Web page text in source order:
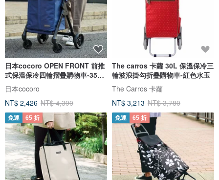
日本cocoro OPEN FRONT 前推
式保溫保冷四輪摺疊購物車-35L-
多
日本cocoro
NT$ 2,426 NT$ 4,390
The carros 卡蘿 30L 保溫保冷三
輪波浪掛勾折疊購物車-紅色水玉
The Carros 卡蘿
NT$ 3,213 NT$ 3,780
免運 65 折 免運 65 折